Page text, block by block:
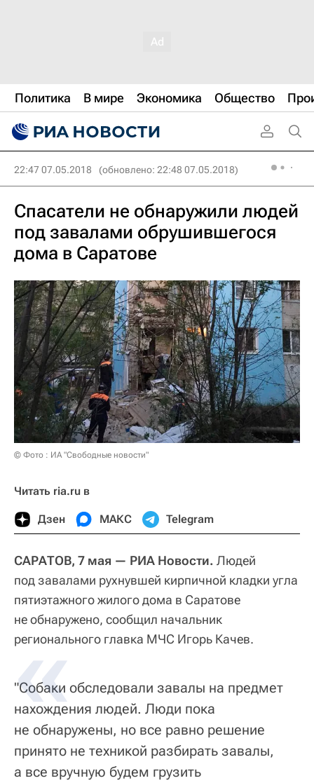
Политика В мире Экономика Общество
22:47 07.05.2018 (обновлено: 22:48 07.05.2018)
Спасатели не обнаружили людей
под завалами обрушившегося
дома в Саратове
© Фото : ИА "Свободные новости"
Читать ria.ru в
Дзен МАКС Telegram
САРАТОВ, 7 мая — РИА Новости. Людей
под завалами рухнувшей кирпичной кладки угла
пятиэтажного жилого дома в Саратове
не обнаружено, сообщил начальник
регионального главка МЧС Игорь Качев.
"Собаки обследовали завалы на предмет
нахождения людей. Люди пока
не обнаружены, но все равно решение
принято не техникой разбирать завалы,
а все вручную будем грузить